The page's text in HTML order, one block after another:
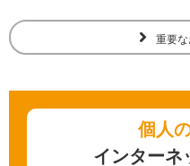
運用する
重要
個人
インターネ